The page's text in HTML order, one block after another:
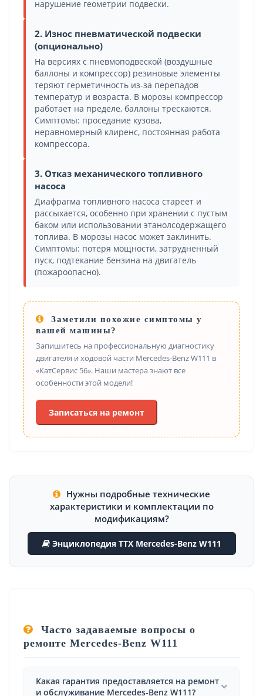
нарушение геометрии подвески.
2. Износ пневматической подвески
(опционально)
На версиях с пневмоподвеской (воздушные
баллоны и компрессор) резиновые элементы
теряют герметичность из-за перепадов
температур и возраста. В морозы компрессор
работает на пределе, баллоны трескаются.
Симптомы: проседание кузова,
неравномерный клиренс, постоянная работа
компрессора.
3. Отказ механического топливного
насоса
Диафрагма топливного насоса стареет и
рассыхается, особенно при хранении с пустым
баком или использовании этанолсодержащего
топлива. В морозы насос может заклинить.
Симптомы: потеря мощности, затрудненный
пуск, подтекание бензина на двигатель
(пожароопасно).
Заметили похожие симптомы у
вашей машины?
Запишитесь на профессиональную диагностику
двигателя и ходовой части Mercedes-Benz W111 в
«КатСервис 56». Наши мастера знают все
особенности этой модели!
Записаться на ремонт
Нужны подробные технические
характеристики и комплектации по
модификациям?
Энциклопедия ТТХ Mercedes-Benz W111
Часто задаваемые вопросы о
ремонте Mercedes-Benz W111
Какая гарантия предоставляется на ремонт
и обслуживание Mercedes-Benz W111?